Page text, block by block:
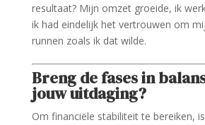
resultaat? Mijn omzet groeide, ik
ik had eindelijk het vertrouwen om
runnen zoals ik dat wilde.
Breng de fases in
jouw uitdaging?
Om financiële stabiliteit te bereiken,